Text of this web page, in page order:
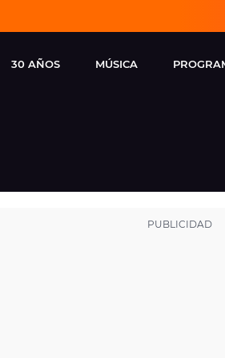
30 AÑOS MÚSICA
FM